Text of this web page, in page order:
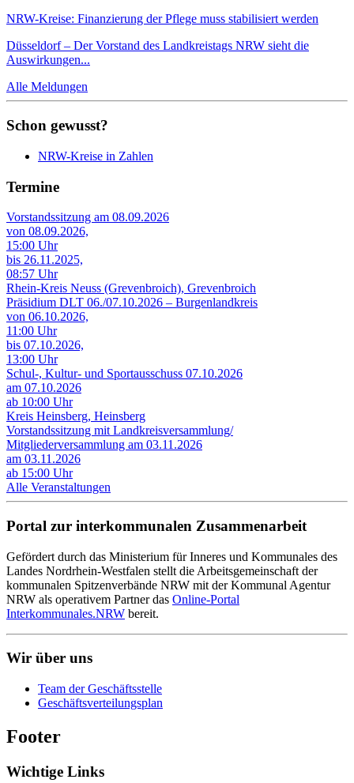
NRW-Kreise: Finanzierung der Pflege muss stabilisiert werden
Düsseldorf – Der Vorstand des Landkreistags NRW sieht die
Auswirkungen...
Alle Meldungen
Schon gewusst?
NRW-Kreise in Zahlen
Termine
Vorstandssitzung am 08.09.2026
von 08.09.2026,
15:00 Uhr
bis 26.11.2025,
08:57 Uhr
Rhein-Kreis Neuss (Grevenbroich), Grevenbroich
Präsidium DLT 06./07.10.2026 – Burgenlandkreis
von 06.10.2026,
11:00 Uhr
bis 07.10.2026,
13:00 Uhr
Schul-, Kultur- und Sportausschuss 07.10.2026
am 07.10.2026
ab 10:00 Uhr
Kreis Heinsberg, Heinsberg
Vorstandssitzung mit Landkreisversammlung/
Mitgliederversammlung am 03.11.2026
am 03.11.2026
ab 15:00 Uhr
Alle Veranstaltungen
Portal zur interkommunalen Zusammenarbeit
Gefördert durch das Ministerium für Inneres und Kommunales des
Landes Nordrhein-Westfalen stellt die Arbeitsgemeinschaft der
kommunalen Spitzenverbände NRW mit der Kommunal Agentur
NRW als operativem Partner das Online-Portal
Interkommunales.NRW bereit.
Wir über uns
Team der Geschäftsstelle
Geschäftsverteilungsplan
Footer
Wichtige Links